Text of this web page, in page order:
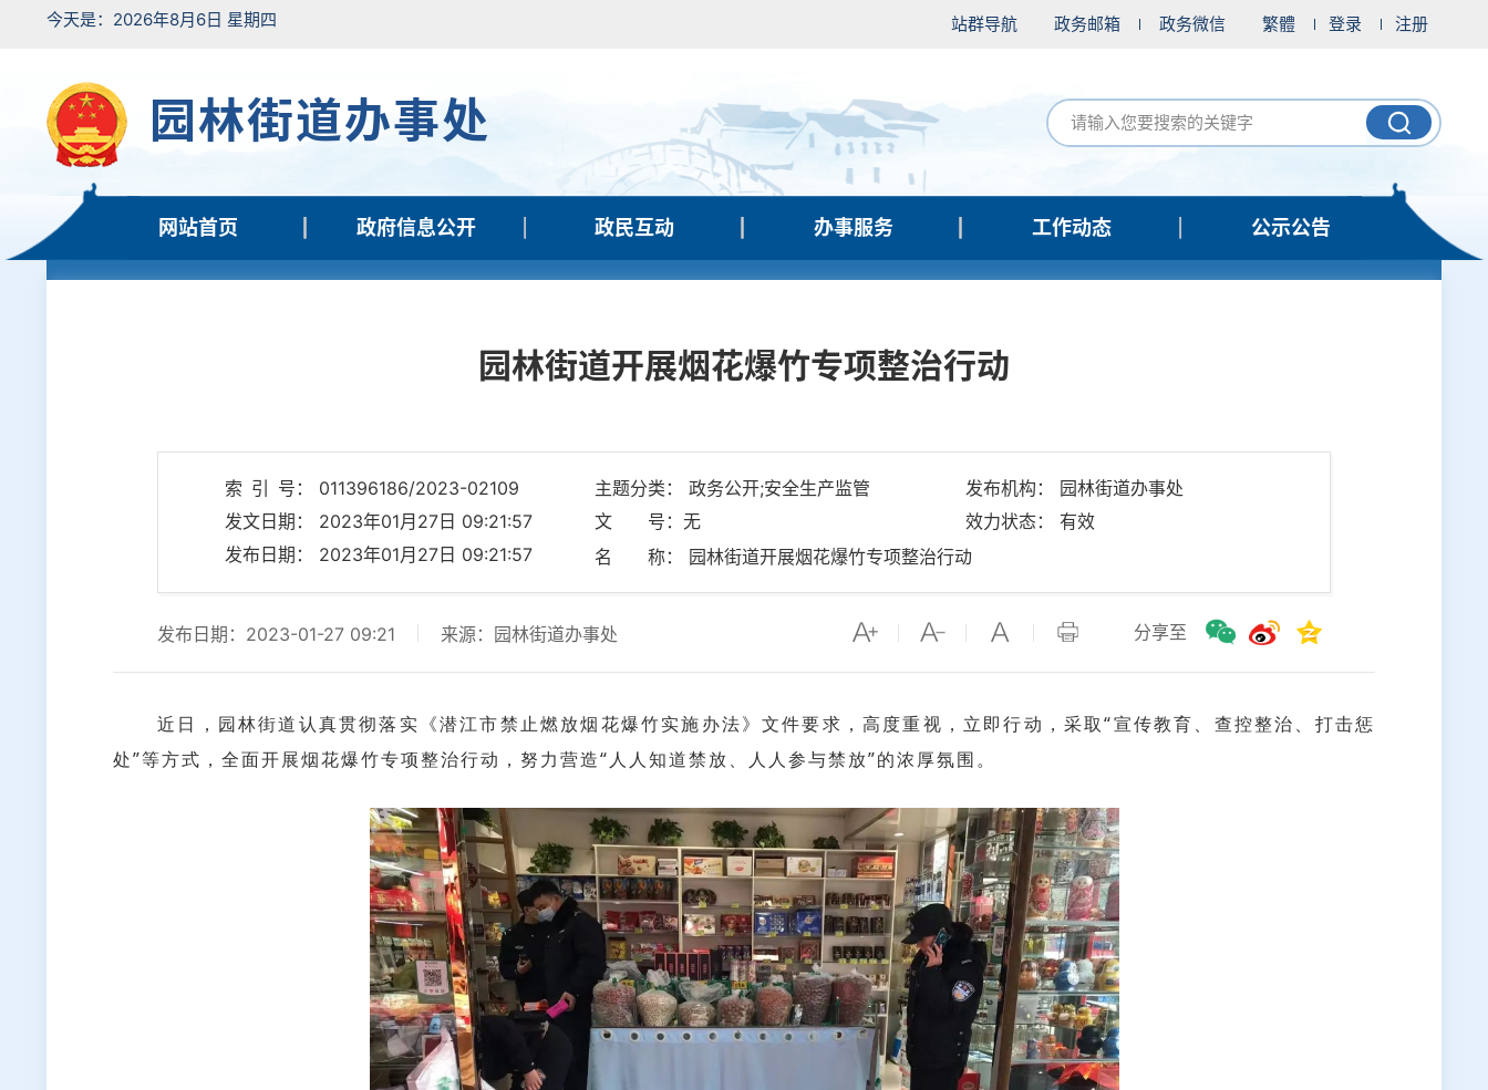
今天是：2026年8月6日 星期四 站群导航 政务邮箱 政务微信 繁體 登录 注册
园林街道办事处
网站首页 政府信息公开 政民互动 办事服务 工作动态 公示公告
园林街道开展烟花爆竹专项整治行动
索 引 号： 011396186/2023-02109 主题分类： 政务公开;安全生产监管
发布机构： 园林街道办事处
发文日期： 2023年01月27日 09:21:57
文 号：无
效力状态： 有效
发布日期： 2023年01月27日 09:21:57
名 称： 园林街道开展烟花爆竹专项整治行动
分享至
发布日期：2023-01-27 09:21 来源：园林街道办事处
近日，园林街道认真贯彻落实《潜江市禁止燃放烟花爆竹实施办法》文件要求，高度重视，立即行动，采取“宣传教育、查控整治、打击惩
处”等方式，全面开展烟花爆竹专项整治行动，努力营造“人人知道禁放、人人参与禁放”的浓厚氛围。